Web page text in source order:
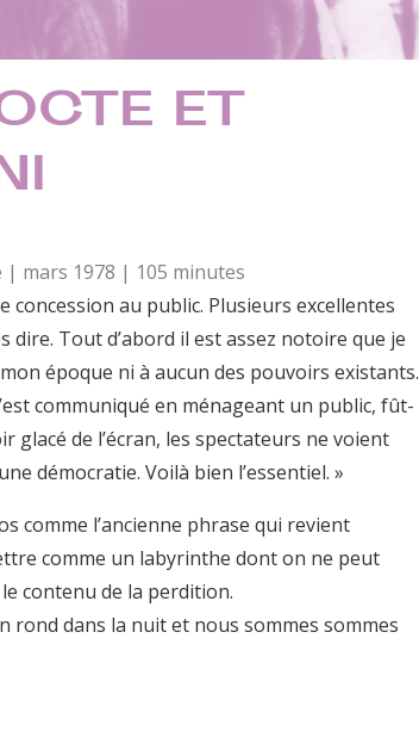
ET
mars 1978 | 105 minutes
concession au public. Plusieurs excellentes
Tout d’abord il est assez notoire que je
époque ni à aucun des pouvoirs existants.
communiqué en ménageant un public, fût-
glacé de l’écran, les spectateurs ne voient
démocratie. Voilà bien l’essentiel. »
comme l’ancienne phrase qui revient
comme un labyrinthe dont on ne peut
contenu de la perdition.
dans la nuit et nous sommes sommes